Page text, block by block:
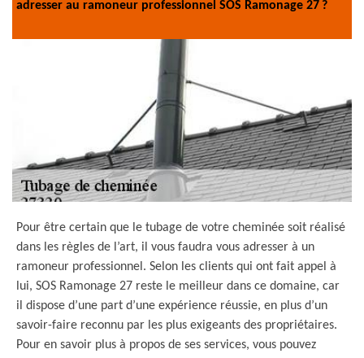
adresser au ramoneur professionnel SOS Ramonage 27 ?
Pour être certain que le tubage de votre cheminée soit réalisé
dans les règles de l’art, il vous faudra vous adresser à un
ramoneur professionnel. Selon les clients qui ont fait appel à
lui, SOS Ramonage 27 reste le meilleur dans ce domaine, car
il dispose d’une part d’une expérience réussie, en plus d’un
savoir-faire reconnu par les plus exigeants des propriétaires.
Pour en savoir plus à propos de ses services, vous pouvez